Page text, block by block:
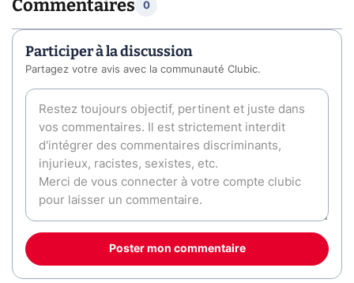
Commentaires 0
Participer à la discussion
Partagez votre avis avec la communauté Clubic.
Poster mon commentaire